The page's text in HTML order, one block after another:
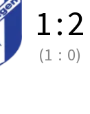
1:2
(1 : 0)